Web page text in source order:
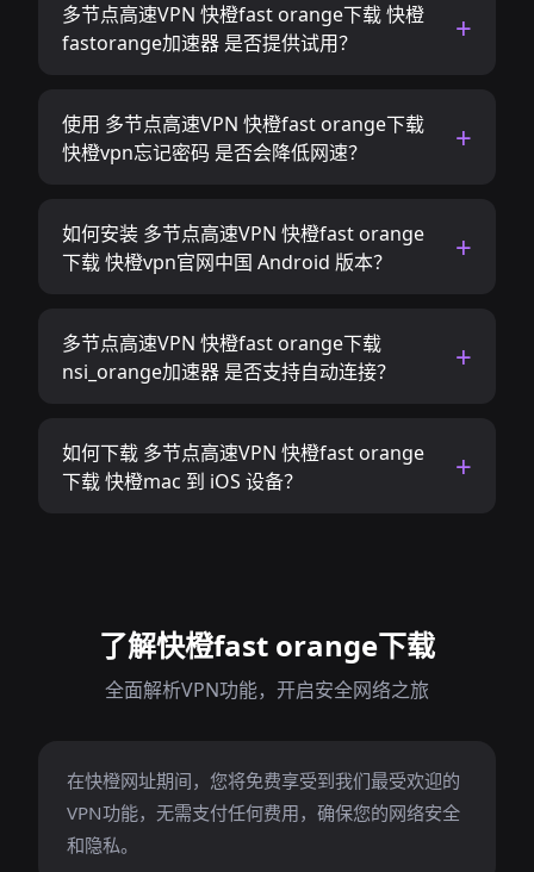
多节点高速VPN 快橙fast orange下载 快橙
fastorange加速器 是否提供试用？
使用 多节点高速VPN 快橙fast orange下载
快橙vpn忘记密码 是否会降低网速？
如何安装 多节点高速VPN 快橙fast orange
下载 快橙vpn官网中国 Android 版本？
多节点高速VPN 快橙fast orange下载
nsi_orange加速器 是否支持自动连接？
如何下载 多节点高速VPN 快橙fast orange
下载 快橙mac 到 iOS 设备？
了解快橙fast orange下载
全面解析VPN功能，开启安全网络之旅
在快橙网址期间，您将免费享受到我们最受欢迎的
VPN功能，无需支付任何费用，确保您的网络安全
和隐私。